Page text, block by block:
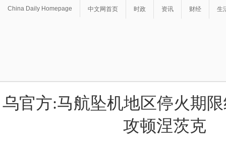
China Daily Homepage 中文网首页 时政 资讯 财经 生
乌官方:马航坠机地区停火期
攻顿涅茨克